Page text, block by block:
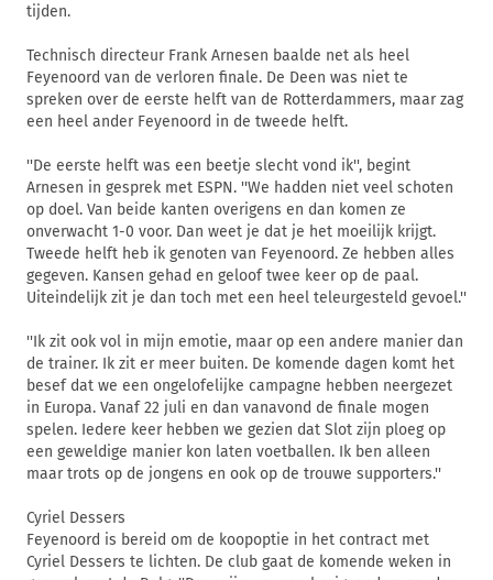
tijden.
Technisch directeur Frank Arnesen baalde net als heel
Feyenoord van de verloren finale. De Deen was niet te
spreken over de eerste helft van de Rotterdammers, maar zag
een heel ander Feyenoord in de tweede helft.
''De eerste helft was een beetje slecht vond ik'', begint
Arnesen in gesprek met ESPN. ''We hadden niet veel schoten
op doel. Van beide kanten overigens en dan komen ze
onverwacht 1-0 voor. Dan weet je dat je het moeilijk krijgt.
Tweede helft heb ik genoten van Feyenoord. Ze hebben alles
gegeven. Kansen gehad en geloof twee keer op de paal.
Uiteindelijk zit je dan toch met een heel teleurgesteld gevoel.''
''Ik zit ook vol in mijn emotie, maar op een andere manier dan
de trainer. Ik zit er meer buiten. De komende dagen komt het
besef dat we een ongelofelijke campagne hebben neergezet
in Europa. Vanaf 22 juli en dan vanavond de finale mogen
spelen. Iedere keer hebben we gezien dat Slot zijn ploeg op
een geweldige manier kon laten voetballen. Ik ben alleen
maar trots op de jongens en ook op de trouwe supporters.''
Cyriel Dessers
Feyenoord is bereid om de koopoptie in het contract met
Cyriel Dessers te lichten. De club gaat de komende weken in